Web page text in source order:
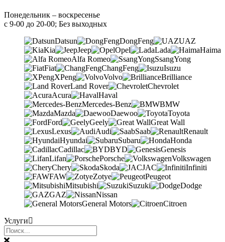
Понедельник – воскресенье
с 9-00 до 20-00; Без выходных
Datsun
DongFeng
UAZ
Kia
Jeep Opel Lada
Haima
Alfa Romeo
SsangYong
Fiat
ChangFeng
Isuzu
XPeng
Volvo
Brilliance
Land Rover
Chevrolet
Acura
Haval
Mercedes-Benz
BMW
Mazda
Daewoo
Toyota
Ford
Geely
Great Wall
Lexus
Audi Saab
Renault
Hyundai
Subaru
Honda
Cadillac
BYD
Genesis
Lifan
Porsche
Volkswagen
Chery
Skoda JAC
Infiniti
FAW
Zotye
Peugeot
Mitsubishi
Suzuki
Dodge
GAZ
Nissan
General Motors
Citroen
Услуги